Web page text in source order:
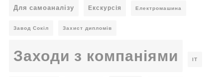
Для самоаналізу Екскурсія Електромашина
Завод Сокіл Захист дипломів
Заходи з компаніями ІТ